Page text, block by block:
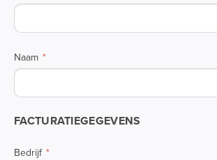
Naam
FACTURATIEGEGEVENS
Bedrijf